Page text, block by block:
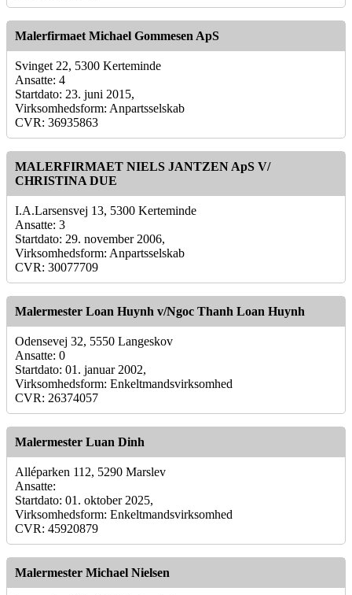
Malerfirmaet Michael Gommesen ApS
Svinget 22, 5300 Kerteminde
Ansatte: 4
Startdato: 23. juni 2015,
Virksomhedsform: Anpartsselskab
CVR: 36935863
MALERFIRMAET NIELS JANTZEN ApS V/
CHRISTINA DUE
I.A.Larsensvej 13, 5300 Kerteminde
Ansatte: 3
Startdato: 29. november 2006,
Virksomhedsform: Anpartsselskab
CVR: 30077709
Malermester Loan Huynh v/Ngoc Thanh Loan Huynh
Odensevej 32, 5550 Langeskov
Ansatte: 0
Startdato: 01. januar 2002,
Virksomhedsform: Enkeltmandsvirksomhed
CVR: 26374057
Malermester Luan Dinh
Alléparken 112, 5290 Marslev
Ansatte:
Startdato: 01. oktober 2025,
Virksomhedsform: Enkeltmandsvirksomhed
CVR: 45920879
Malermester Michael Nielsen